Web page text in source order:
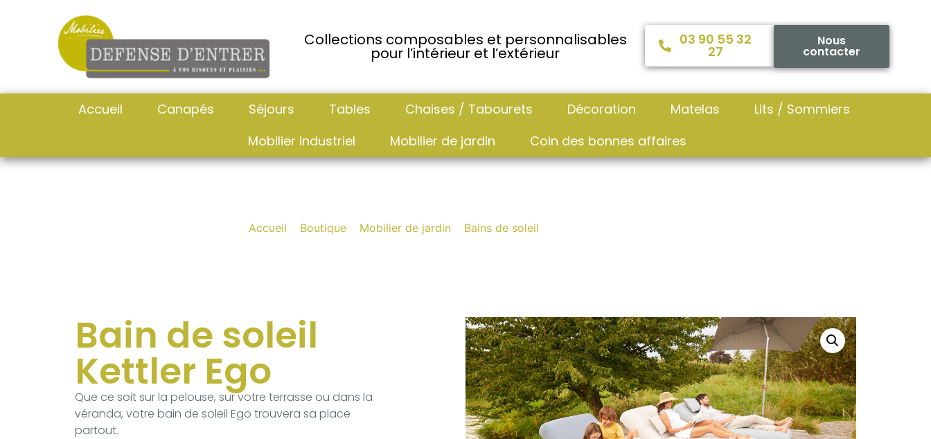
Collections composables et personnalisables
pour l’intérieur et l’extérieur
03 90 55 32
27
Nous
contacter
Accueil Canapés Séjours Tables Chaises / Tabourets Décoration Matelas
Lits / Sommiers
Mobilier industriel
Mobilier de jardin Coin des bonnes affaires
Accueil Boutique Mobilier de jardin Bains de soleil
Bain de soleil
Kettler Ego
Que ce soit sur la pelouse, sur votre terrasse ou dans la
véranda, votre bain de soleil Ego trouvera sa place
partout.